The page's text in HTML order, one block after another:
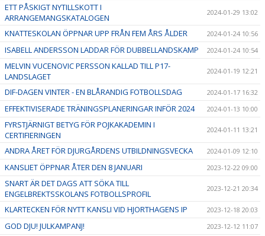
ETT PÅSKIGT NYTILLSKOTT I
ARRANGEMANGSKATALOGEN
2024-01-29 13:02
KNATTESKOLAN ÖPPNAR UPP FRÅN FEM ÅRS ÅLDER 2024-01-24 10:56
ISABELL ANDERSSON LADDAR FÖR DUBBELLANDSKAMP 2024-01-24 10:54
MELVIN VUCENOVIC PERSSON KALLAD TILL P17-
LANDSLAGET
2024-01-19 12:21
DIF-DAGEN VINTER - EN BLÅRANDIG FOTBOLLSDAG 2024-01-17 16:32
EFFEKTIVISERADE TRÄNINGSPLANERINGAR INFÖR 2024 2024-01-13 10:00
FYRSTJÄRNIGT BETYG FÖR POJKAKADEMIN I
CERTIFIERINGEN
2024-01-11 13:21
ANDRA ÅRET FÖR DJURGÅRDENS UTBILDNINGSVECKA 2024-01-09 12:10
KANSLIET ÖPPNAR ÅTER DEN 8 JANUARI 2023-12-22 09:00
SNART ÄR DET DAGS ATT SÖKA TILL
ENGELBREKTSSKOLANS FOTBOLLSPROFIL
2023-12-21 20:34
KLARTECKEN FÖR NYTT KANSLI VID HJORTHAGENS IP 2023-12-18 20:03
GOD DJU! JULKAMPANJ! 2023-12-12 11:07